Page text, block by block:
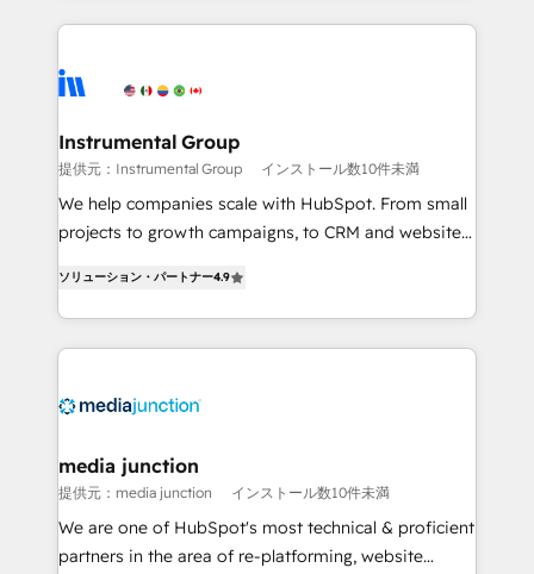
eminent solutions & integrations. Trust us to
Elite Partners with 10+ years of HubSpot experience
Premier Partner 2023 🌟5 HubSpot Accreditations 🌟
Won HubSpot Theme Challenge 2021 🌟INBOUND’19
HubSpot Rising Star Why us? Harnessing the full
potential of the powerful HubSpot CRM. ✔️A team of
HubSpot experience ✔️Flexible pricing models —
Hourly-fee (assigned one Dedicated HubSpot
requirement). ✔️Helped over 25,000+ customers so
Instrumental Group
提供元：Instrumental Group インストール数10件未満
We help companies scale with HubSpot. From small
projects to growth campaigns, to CRM and websites.
HubSpot and willing to work hand-in-hand with your
team to simplify the complex and build a better
experience for your team and customers.
ソリューション・パートナー4.9
media junction
提供元：media junction インストール数10件未満
We are one of HubSpot's most technical & proficient
partners in the area of re-platforming, website